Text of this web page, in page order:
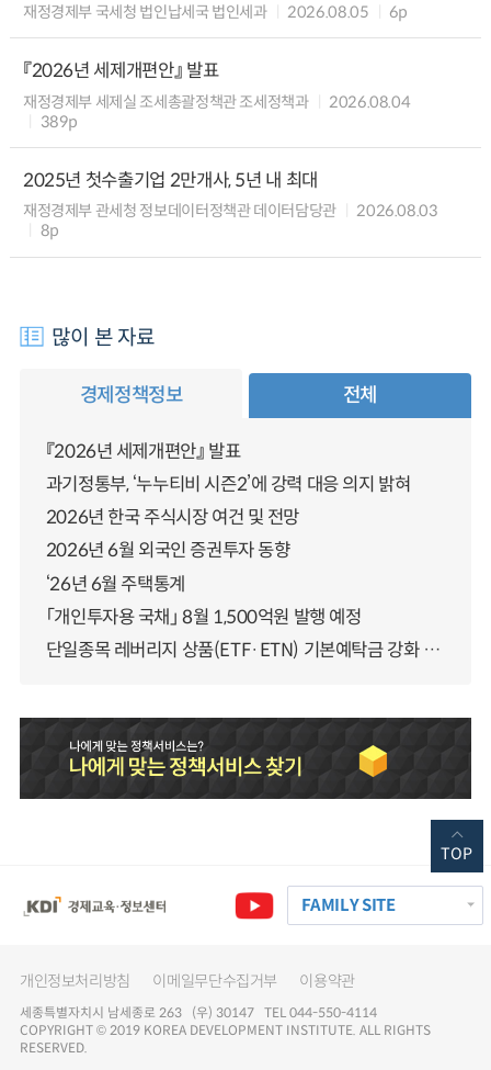
재정경제부 국세청 법인납세국 법인세과 2026.08.05 6p
『2026년 세제개편안』 발표
재정경제부 세제실 조세총괄정책관 조세정책과
2026.08.04
389p
2025년 첫수출기업 2만개사, 5년 내 최대
재정경제부 관세청 정보데이터정책관 데이터담당관
2026.08.03
8p
많이 본 자료
경제정책정보 전체
『2026년 세제개편안』 발표
과기정통부, ‘누누티비 시즌2’에 강력 대응 의지 밝혀
2026년 한국 주식시장 여건 및 전망
2026년 6월 외국인 증권투자 동향
‘26년 6월 주택통계
「개인투자용 국채」 8월 1,500억원 발행 예정
단일종목 레버리지 상품(ETF·ETN) 기본예탁금 강화 조기시행 방안 안내
FAMILY SITE
개인정보처리방침 이메일무단수집거부 이용약관
세종특별자치시 남세종로 263 (우) 30147 TEL 044-550-4114
COPYRIGHT © 2019 KOREA DEVELOPMENT INSTITUTE. ALL RIGHTS
RESERVED.
TOP